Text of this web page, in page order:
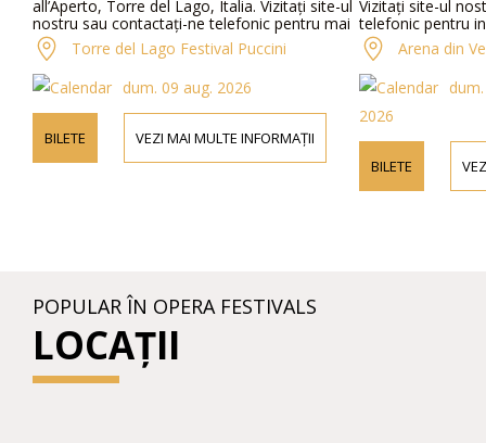
all’Aperto, Torre del Lago, Italia. Vizitați site-ul
nostru sau contactați-ne telefonic pentru mai
multe informații despre artiști, detalii ale
programului și prețurile biletelor.
Torre del Lago Festival Puccini
dum. 09 aug. 2026
BILETE VEZI MAI MULTE INFORMAȚII
Vizitați site-ul
telefonic pentru
program și
Arena din
2026
BILETE
POPULAR ÎN OPERA FESTIVALS
LOCAȚII